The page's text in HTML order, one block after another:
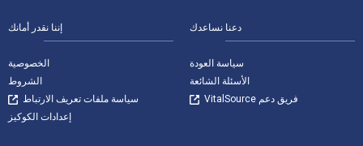
دعنا نساعدك
سياسة العودة
الأسئلة الشائعة
فريق دعم VitalSource
إننا نقدر أمانك
الخصوصية
الشروط
سياسة ملفات تعريف الارتباط
إعدادات الكوكيز